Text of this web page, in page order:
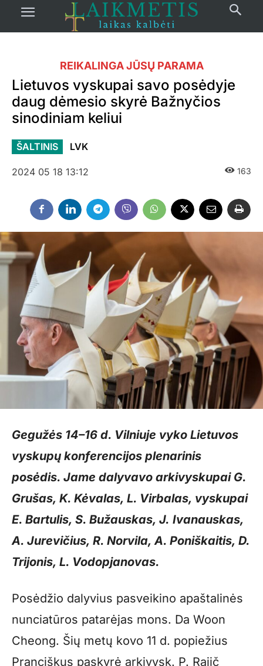
REIKALINGA JŪSŲ PARAMA
Lietuvos vyskupai savo posėdyje
daug dėmesio skyrė Bažnyčios
sinodiniam keliui
ŠALTINIS LVK
2024 05 18 13:12 163
Gegužės 14–16 d. Vilniuje vyko Lietuvos
vyskupų konferencijos plenarinis
posėdis. Jame dalyvavo arkivyskupai G.
Grušas, K. Kėvalas, L. Virbalas, vyskupai
E. Bartulis, S. Bužauskas, J. Ivanauskas,
A. Jurevičius, R. Norvila, A. Poniškaitis, D.
Trijonis, L. Vodopjanovas.
Posėdžio dalyvius pasveikino apaštalinės
nunciatūros patarėjas mons. Da Woon
Cheong. Šių metų kovo 11 d. popiežius
Pranciškus paskyrė arkivysk. P. Rajič